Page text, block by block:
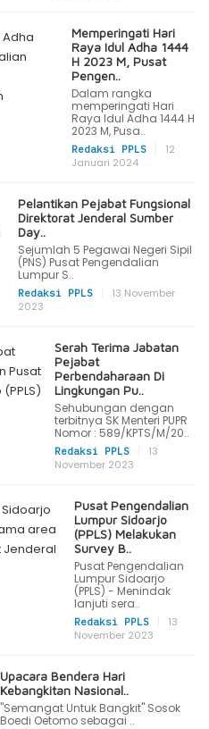
Memperingati Hari
Raya Idul Adha 1444
H 2023 M, Pusat
Pengen..
Dalam rangka
memperingati Hari
Raya Idul Adha 1444 H
2023 M, Pusa..
Redaksi PPLS
12
Januari 2024
Pelantikan Pejabat Fungsional
Direktorat Jenderal Sumber
Day..
Sejumlah 5 Pegawai Negeri Sipil
(PNS) Pusat Pengendalian
Lumpur S..
Redaksi PPLS
13 November
2023
Serah Terima Jabatan
Pejabat
Perbendaharaan Di
Lingkungan Pu..
Sehubungan dengan
terbitnya SK Menteri PUPR
Nomor : 589/KPTS/M/20..
Redaksi PPLS
13
November 2023
Pusat Pengendalian
Lumpur Sidoarjo
(PPLS) Melakukan
Survey B..
Pusat Pengendalian
Lumpur Sidoarjo
(PPLS) - Menindak
lanjuti sera..
Redaksi PPLS
13
November 2023
Upacara Bendera Hari
Kebangkitan Nasional..
"Semangat Untuk Bangkit" Sosok
Boedi Oetomo sebagai ..